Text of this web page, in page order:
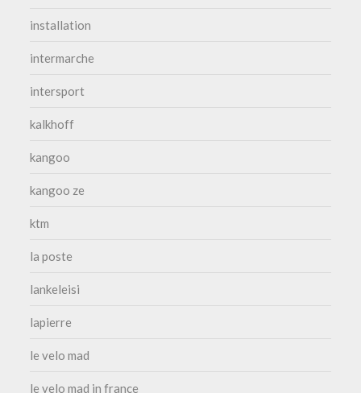
installation
intermarche
intersport
kalkhoff
kangoo
kangoo ze
ktm
la poste
lankeleisi
lapierre
le velo mad
le velo mad in france